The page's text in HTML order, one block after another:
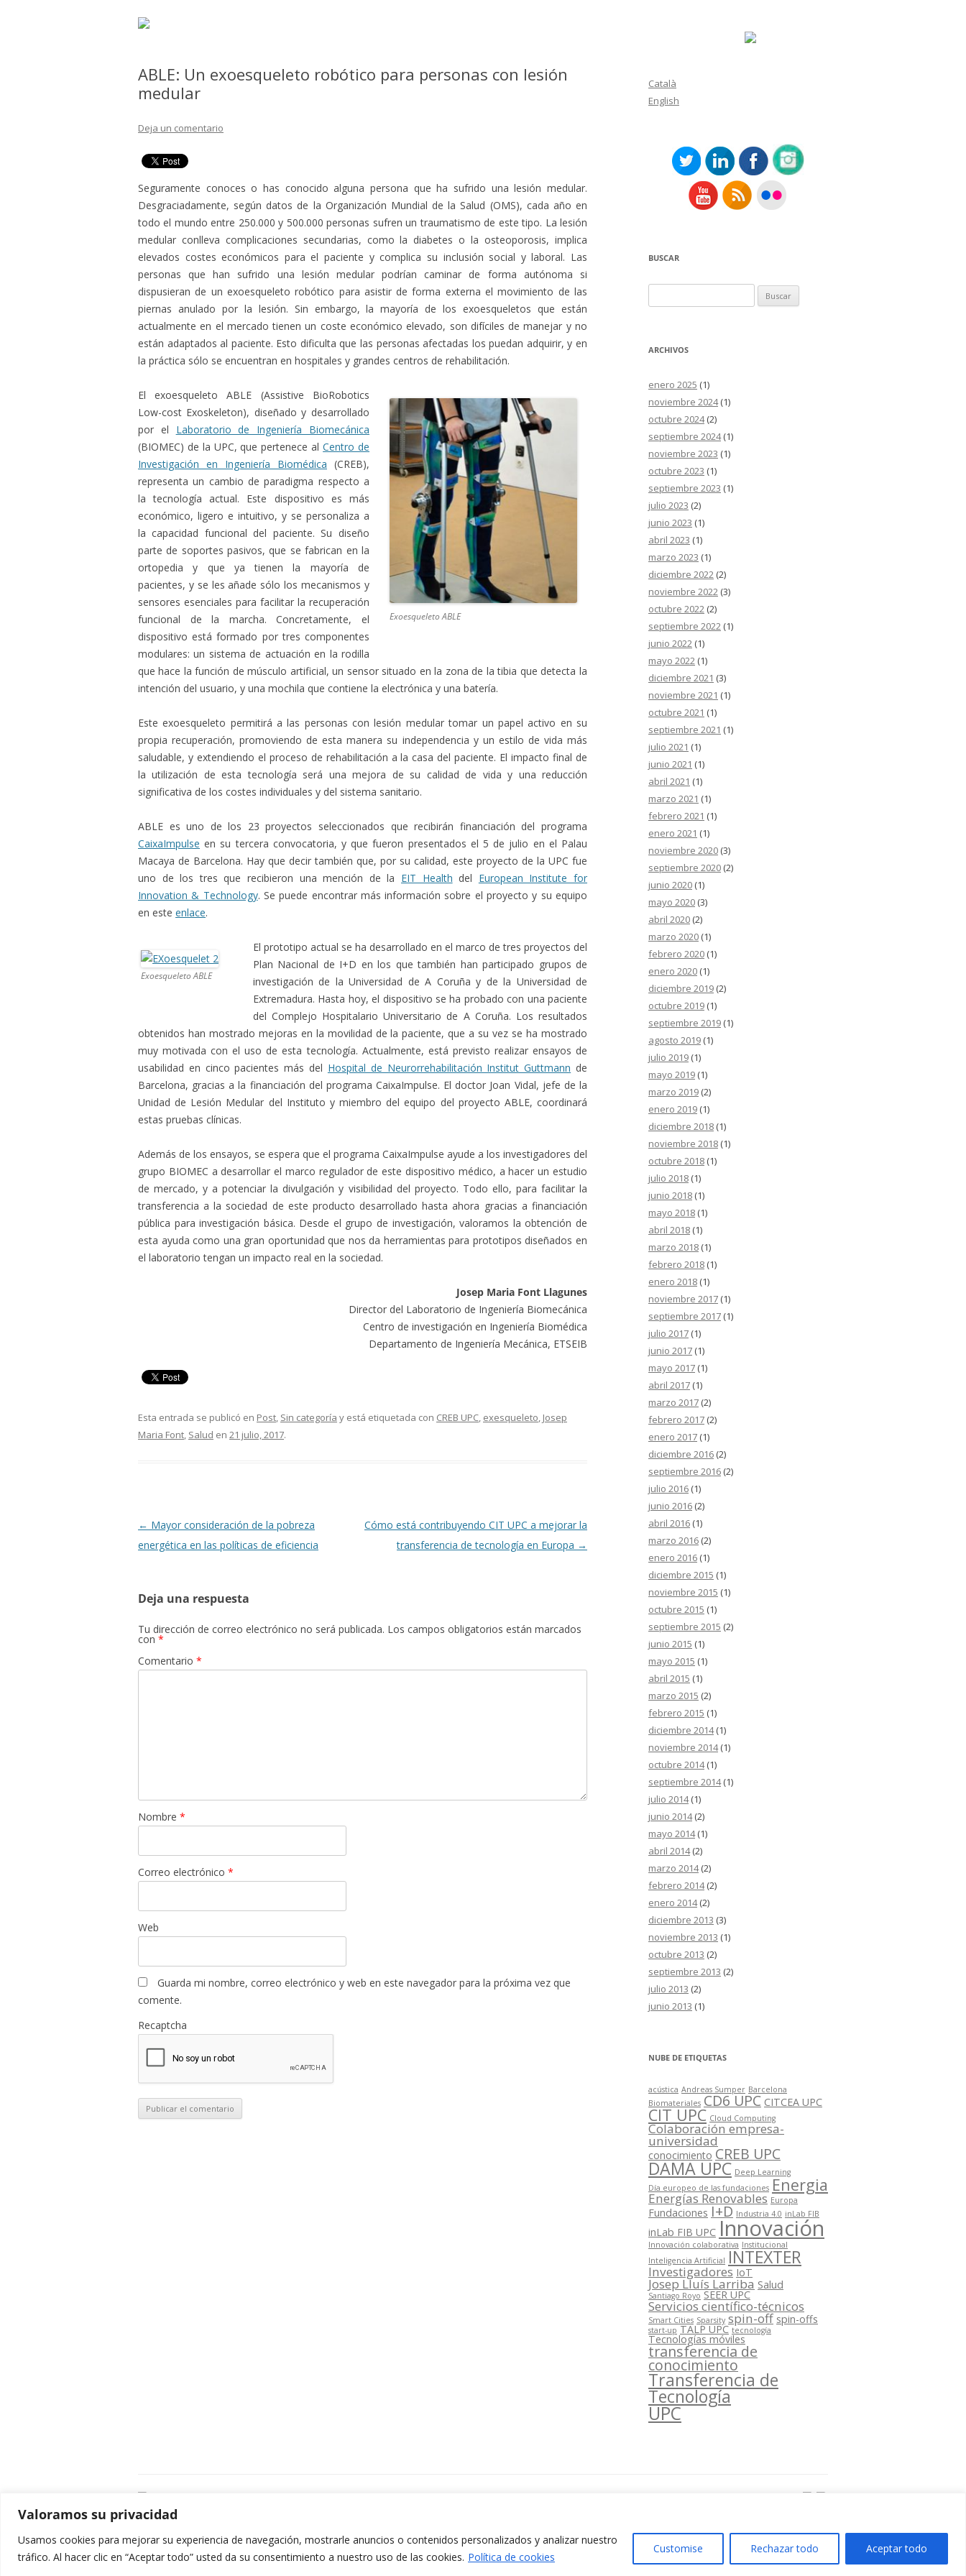
Valoramos su privacidad
Usamos cookies para mejorar su experiencia de navegación, mostrarle anuncios o contenidos personalizados y analizar nuestro
tráfico. Al hacer clic en “Aceptar todo” usted da su consentimiento a nuestro uso de las cookies. Política de cookies
Customise Rechazar todo Aceptar todo
ABLE: Un exoesqueleto robótico para personas con lesión
medular
Deja un comentario
Seguramente conoces o has conocido alguna persona que ha sufrido una lesión medular.
Desgraciadamente, según datos de la Organización Mundial de la Salud (OMS), cada año en
todo el mundo entre 250.000 y 500.000 personas sufren un traumatismo de este tipo. La lesión
medular conlleva complicaciones secundarias, como la diabetes o la osteoporosis, implica
elevados costes económicos para el paciente y complica su inclusión social y laboral. Las
personas que han sufrido una lesión medular podrían caminar de forma autónoma si
dispusieran de un exoesqueleto robótico para asistir de forma externa el movimiento de las
piernas anulado por la lesión. Sin embargo, la mayoría de los exoesqueletos que están
actualmente en el mercado tienen un coste económico elevado, son difíciles de manejar y no
están adaptados al paciente. Esto dificulta que las personas afectadas los puedan adquirir, y en
la práctica sólo se encuentran en hospitales y grandes centros de rehabilitación.
Exoesqueleto ABLE
El exoesqueleto ABLE (Assistive BioRobotics
Low-cost Exoskeleton), diseñado y desarrollado
por el Laboratorio de Ingeniería Biomecánica
(BIOMEC) de la UPC, que pertenece alCentro de
Investigación en Ingeniería Biomédica (CREB),
representa un cambio de paradigma respecto a
la tecnología actual. Este dispositivo es más
económico, ligero e intuitivo, y se personaliza a
la capacidad funcional del paciente. Su diseño
parte de soportes pasivos, que se fabrican en la
ortopedia y que ya tienen la mayoría de
pacientes, y se les añade sólo los mecanismos y
sensores esenciales para facilitar la recuperación
funcional de la marcha. Concretamente, el
dispositivo está formado por tres componentes
modulares: un sistema de actuación en la rodilla
que hace la función de músculo artificial, un sensor situado en la zona de la tibia que detecta la
intención del usuario, y una mochila que contiene la electrónica y una batería.
Este exoesqueleto permitirá a las personas con lesión medular tomar un papel activo en su
propia recuperación, promoviendo de esta manera su independencia y un estilo de vida más
saludable, y extendiendo el proceso de rehabilitación a la casa del paciente. El impacto final de
la utilización de esta tecnología será una mejora de su calidad de vida y una reducción
significativa de los costes individuales y del sistema sanitario.
ABLE es uno de los 23 proyectos seleccionados que recibirán financiación del programa
CaixaImpulse en su tercera convocatoria, y que fueron presentados el 5 de julio en el Palau
Macaya de Barcelona. Hay que decir también que, por su calidad, este proyecto de la UPC fue
uno de los tres que recibieron una mención de la EIT Health del European Institute for
Innovation & Technology. Se puede encontrar más información sobre el proyecto y su equipo
en este enlace.
Exoesqueleto ABLE
El prototipo actual se ha desarrollado en el marco de tres proyectos del
Plan Nacional de I+D en los que también han participado grupos de
investigación de la Universidad de A Coruña y de la Universidad de
Extremadura. Hasta hoy, el dispositivo se ha probado con una paciente
del Complejo Hospitalario Universitario de A Coruña. Los resultados
obtenidos han mostrado mejoras en la movilidad de la paciente, que a su vez se ha mostrado
muy motivada con el uso de esta tecnología. Actualmente, está previsto realizar ensayos de
usabilidad en cinco pacientes más del Hospital de Neurorrehabilitación Institut Guttmann de
Barcelona, gracias a la financiación del programa CaixaImpulse. El doctor Joan Vidal, jefe de la
Unidad de Lesión Medular del Instituto y miembro del equipo del proyecto ABLE, coordinará
estas pruebas clínicas.
Además de los ensayos, se espera que el programa CaixaImpulse ayude a los investigadores del
grupo BIOMEC a desarrollar el marco regulador de este dispositivo médico, a hacer un estudio
de mercado, y a potenciar la divulgación y visibilidad del proyecto. Todo ello, para facilitar la
transferencia a la sociedad de este producto desarrollado hasta ahora gracias a financiación
pública para investigación básica. Desde el grupo de investigación, valoramos la obtención de
esta ayuda como una gran oportunidad que nos da herramientas para prototipos diseñados en
el laboratorio tengan un impacto real en la sociedad.
Josep Maria Font Llagunes
Director del Laboratorio de Ingeniería Biomecánica
Centro de investigación en Ingeniería Biomédica
Departamento de Ingeniería Mecánica, ETSEIB
Esta entrada se publicó en Post Sin categoría y está etiquetada con CREB UPC exesqueleto Josep
Maria Font Salud en 21 julio, 2017.
Navegación
de
← Mayor consideración de la pobreza
energética en las políticas de eficiencia
Cómo está contribuyendo CIT UPC a mejorar la
transferencia de tecnología en Europa →
Deja una respuesta
Tu dirección de correo electrónico no será publicada. Los campos obligatorios están marcados
con *
Comentario *
Nombre *
Correo electrónico *
Web
Guarda mi nombre, correo electrónico y web en este navegador para la próxima vez que
comente.
Recaptcha
Català
English
BUSCAR
ARCHIVOS
enero 2025 (1)
noviembre 2024(1)
octubre 2024(2)
septiembre 2024(1)
noviembre 2023 (1)
octubre 2023 (1)
septiembre 2023 (1)
julio 2023 (2)
junio 2023 (1)
abril 2023 (1)
marzo 2023 (1)
diciembre 2022 (2)
noviembre 2022 (3)
octubre 2022 (2)
septiembre 2022 (1)
junio 2022 (1)
mayo 2022 (1)
diciembre 2021 (3)
noviembre 2021 (1)
octubre 2021 (1)
septiembre 2021 (1)
julio 2021 (1)
junio 2021 (1)
abril 2021 (1)
marzo 2021 (1)
febrero 2021 (1)
enero 2021 (1)
noviembre 2020 (3)
septiembre 2020 (2)
junio 2020 (1)
mayo 2020 (3)
abril 2020 (2)
marzo 2020 (1)
febrero 2020 (1)
enero 2020 (1)
diciembre 2019 (2)
octubre 2019 (1)
septiembre 2019 (1)
agosto 2019 (1)
julio 2019 (1)
mayo 2019 (1)
marzo 2019 (2)
enero 2019 (1)
diciembre 2018 (1)
noviembre 2018 (1)
octubre 2018 (1)
julio 2018 (1)
junio 2018 (1)
mayo 2018 (1)
abril 2018 (1)
marzo 2018 (1)
febrero 2018 (1)
enero 2018 (1)
noviembre 2017 (1)
septiembre 2017 (1)
julio 2017 (1)
junio 2017 (1)
mayo 2017 (1)
abril 2017 (1)
marzo 2017 (2)
febrero 2017 (2)
enero 2017 (1)
diciembre 2016 (2)
septiembre 2016 (2)
julio 2016 (1)
junio 2016 (2)
abril 2016 (1)
marzo 2016 (2)
enero 2016 (1)
diciembre 2015 (1)
noviembre 2015 (1)
octubre 2015 (1)
septiembre 2015 (2)
junio 2015 (1)
mayo 2015 (1)
abril 2015 (1)
marzo 2015 (2)
febrero 2015 (1)
diciembre 2014(1)
noviembre 2014(1)
octubre 2014(1)
septiembre 2014(1)
julio 2014(1)
junio 2014(2)
mayo 2014(1)
abril 2014(2)
marzo 2014(2)
febrero 2014(2)
enero 2014(2)
diciembre 2013 (3)
noviembre 2013 (1)
octubre 2013 (2)
septiembre 2013 (2)
julio 2013 (2)
junio 2013 (1)
NUBE DE ETIQUETAS
acústica Andreas Sumper Barcelona
Biomateriales CD6 UPC CITCEA UPC
CIT UPC Cloud Computing
Colaboración empresa-
universidad
conocimiento CREB UPC
DAMA UPC Deep Learning
Día europeo de las fundaciones Energia
Energías Renovables Europa
Fundaciones I+D Industria 4.0 inLab FIB
inLab FIB UPC Innovación
Innovación colaborativa Institucional
Inteligencia Artificial INTEXTER
Investigadores IoT
Josep Lluís Larriba Salud
Santiago Royo SEER UPC
Servicios científico-técnicos
Smart Cities Sparsity spin-off spin-offs
start-up TALP UPC tecnología
Tecnologías móviles
transferencia de
conocimiento
Transferencia de
Tecnología
UPC
C/ Jordi Girona 1-3
08034 Barcelona (Espanya)
+34 93 405 44 03